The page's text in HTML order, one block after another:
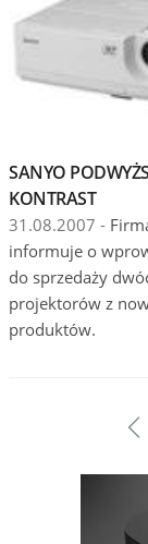
SANYO
KONTRAST
31.08.2007 -
informuje o
do sprzedaży
projektorów z
produktów.